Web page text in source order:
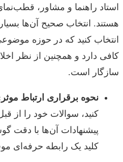
استاد راهنما و مشاور،
هستند. انتخاب صحیح آن‌ها
انتخاب کنید که در حوزه
کافی دارد و همچنین از نظر
سازگار است.
نحوه برقراری ارتباط
کنید، سوالات خود را از
پیشنهادات آن‌ها با دقت
کلید یک رابطه حرفه‌ای